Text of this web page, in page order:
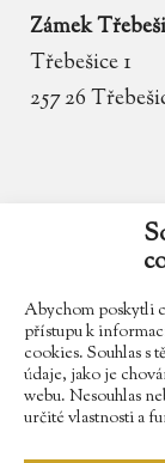
Abychom poskytli
přístupu k
cookies. Souhlas s
údaje, jako je
webu. Nesouhlas
určité vlastnosti a
Zámek
Třebešice 1
257 26
602
Najdete
Sledujte